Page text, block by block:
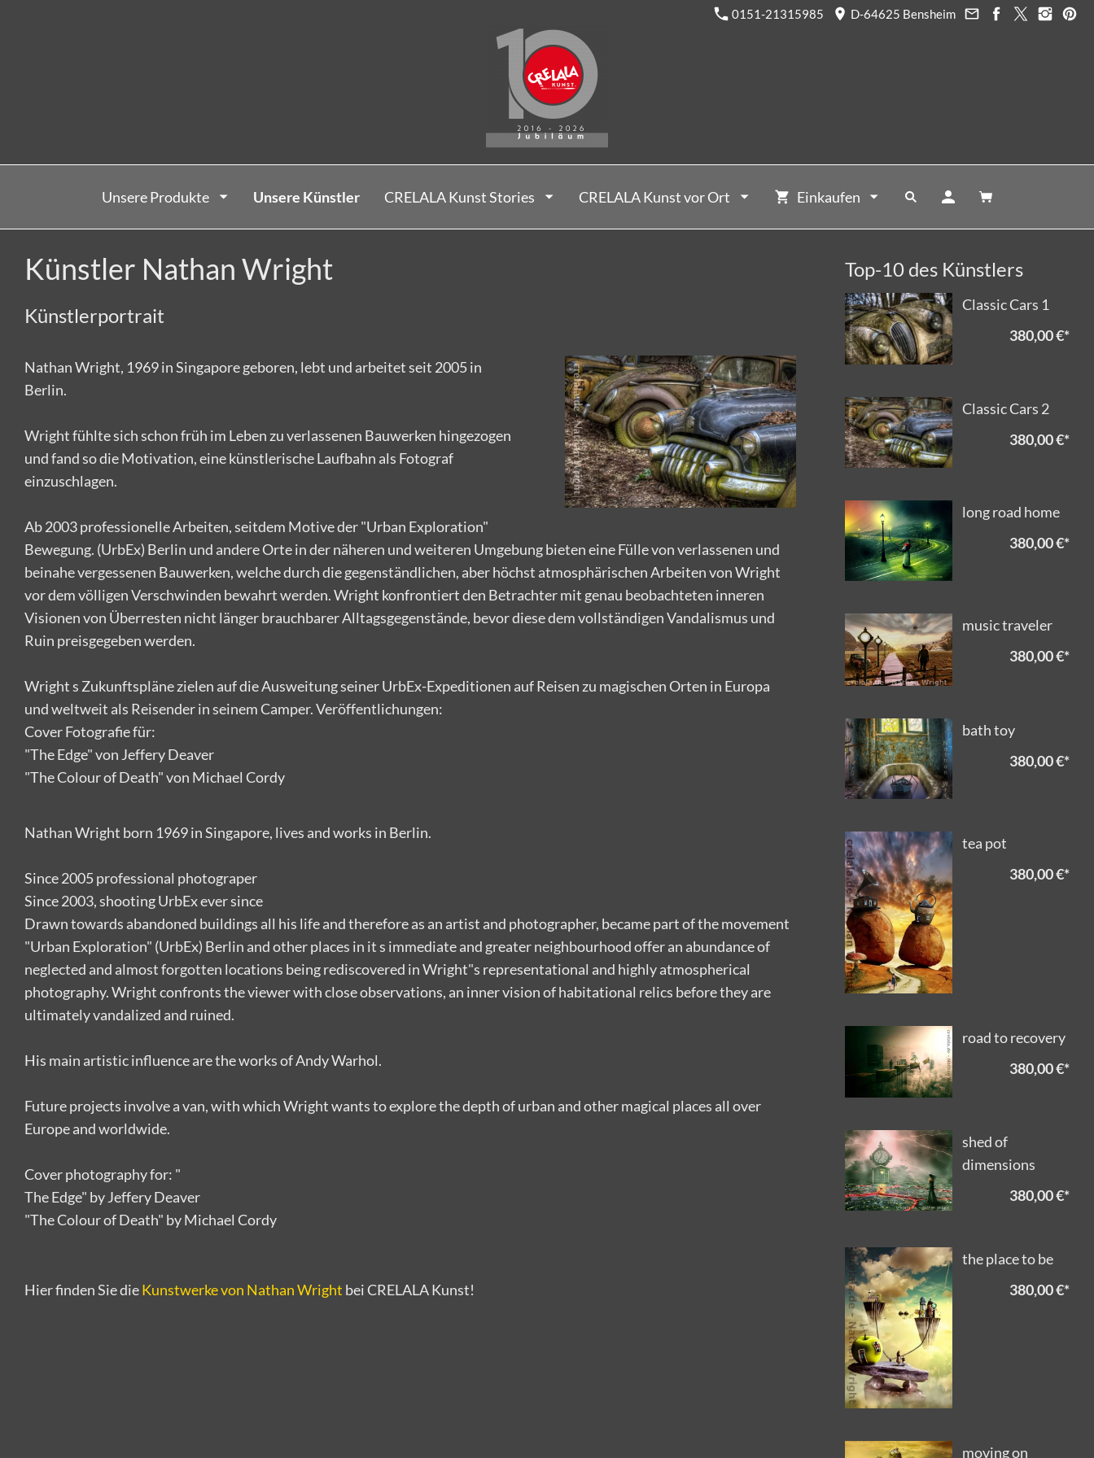
0151-21315985 D-64625 Bensheim
Unsere Produkte Unsere Künstler CRELALA Kunst Stories CRELALA Kunst vor Ort Einkaufen
Künstler Nathan Wright
Künstlerportrait
Nathan Wright, 1969 in Singapore geboren, lebt und arbeitet seit 2005 in
Berlin.
Wright fühlte sich schon früh im Leben zu verlassenen Bauwerken hingezogen
und fand so die Motivation, eine künstlerische Laufbahn als Fotograf
einzuschlagen.
Ab 2003 professionelle Arbeiten, seitdem Motive der "Urban Exploration"
Bewegung. (UrbEx) Berlin und andere Orte in der näheren und weiteren Umgebung bieten eine Fülle von verlassenen und
beinahe vergessenen Bauwerken, welche durch die gegenständlichen, aber höchst atmosphärischen Arbeiten von Wright
vor dem völligen Verschwinden bewahrt werden. Wright konfrontiert den Betrachter mit genau beobachteten inneren
Visionen von Überresten nicht länger brauchbarer Alltagsgegenstände, bevor diese dem vollständigen Vandalismus und
Ruin preisgegeben werden.
Wright s Zukunftspläne zielen auf die Ausweitung seiner UrbEx-Expeditionen auf Reisen zu magischen Orten in Europa
und weltweit als Reisender in seinem Camper. Veröffentlichungen:
Cover Fotografie für:
"The Edge" von Jeffery Deaver
"The Colour of Death" von Michael Cordy
Nathan Wright born 1969 in Singapore, lives and works in Berlin.
Since 2005 professional photograper
Since 2003, shooting UrbEx ever since
Drawn towards abandoned buildings all his life and therefore as an artist and photographer, became part of the movement
"Urban Exploration" (UrbEx) Berlin and other places in it s immediate and greater neighbourhood offer an abundance of
neglected and almost forgotten locations being rediscovered in Wright"s representational and highly atmospherical
photography. Wright confronts the viewer with close observations, an inner vision of habitational relics before they are
ultimately vandalized and ruined.
His main artistic influence are the works of Andy Warhol.
Future projects involve a van, with which Wright wants to explore the depth of urban and other magical places all over
Europe and worldwide.
Cover photography for: "
The Edge" by Jeffery Deaver
"The Colour of Death" by Michael Cordy
Hier finden Sie dieKunstwerke von Nathan Wright bei CRELALA Kunst!
Top-10 des Künstlers
Classic Cars 1
380,00 €*
Classic Cars 2
380,00 €*
long road home
380,00 €*
music traveler
380,00 €*
bath toy
380,00 €*
tea pot
380,00 €*
road to recovery
380,00 €*
shed of
dimensions
380,00 €*
the place to be
380,00 €*
moving on